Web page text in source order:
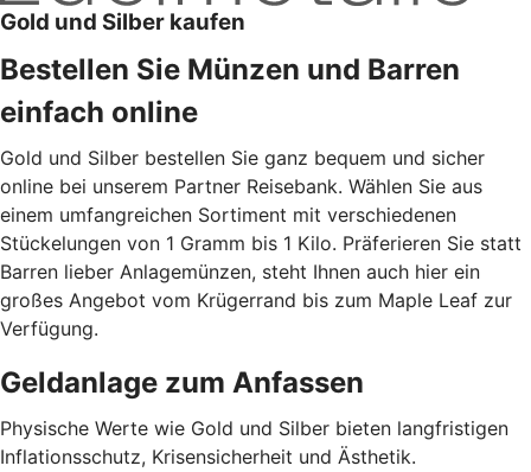
Gold und Silber kaufen
Bestellen Sie Münzen und Barren
einfach online
Gold und Silber bestellen Sie ganz bequem und sicher
online bei unserem Partner Reisebank. Wählen Sie aus
einem umfangreichen Sortiment mit verschiedenen
Stückelungen von 1 Gramm bis 1 Kilo. Präferieren Sie statt
Barren lieber Anlagemünzen, steht Ihnen auch hier ein
großes Angebot vom Krügerrand bis zum Maple Leaf zur
Verfügung.
Geldanlage zum Anfassen
Physische Werte wie Gold und Silber bieten langfristigen
Inflationsschutz, Krisensicherheit und Ästhetik.